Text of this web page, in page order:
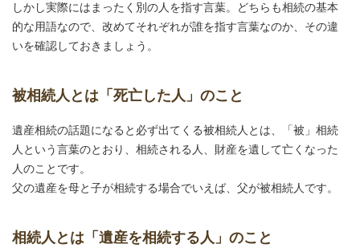
しかし実際にはまったく別の人を指す言葉。どちらも相続の基本
的な用語なので、改めてそれぞれが誰を指す言葉なのか、その違
いを確認しておきましょう。
被相続人とは「死亡した人」のこと
遺産相続の話題になると必ず出てくる被相続人とは、「被」相続
人という言葉のとおり、相続される人、財産を遺して亡くなった
人のことです。
父の遺産を母と子が相続する場合でいえば、父が被相続人です。
相続人とは「遺産を相続する人」のこと